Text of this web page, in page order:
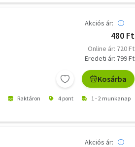
Akciós ár:
480 Ft
Online ár: 720 Ft
Eredeti ár: 799 Ft
Kosárba
Raktáron 4 pont 1 - 2 munkanap
Akciós ár: